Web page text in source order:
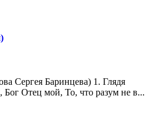
Сергея Баринцева) 1. Глядя
Бог Отец мой, То, что разум не в...